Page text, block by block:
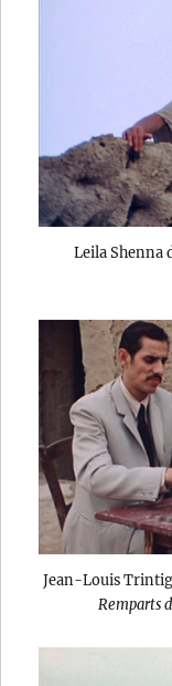
Leila Shenna
Jean-Louis
Remparts